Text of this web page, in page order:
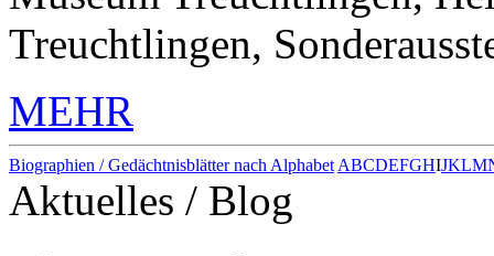
Treuchtlingen,
MEHR
Biographien / Gedächtnisblätter nach Alphabet ABCDEFGHIJKLM
Aktuelles / Blog